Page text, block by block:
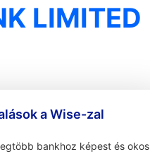
LIMITED
a Wise-zal
bankhoz képest és okos